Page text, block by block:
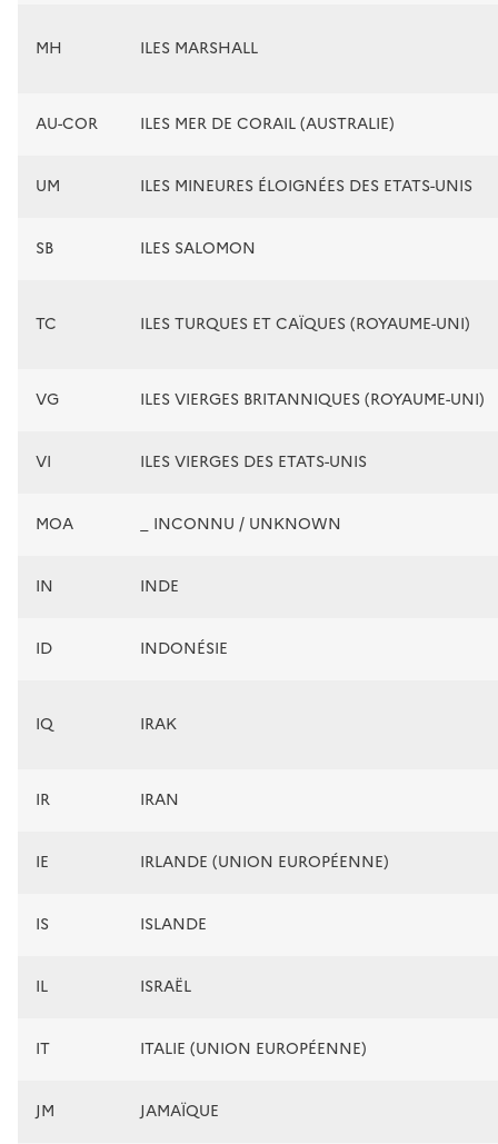
MH ILES MARSHALL
AU-COR ILES MER DE CORAIL (AUSTRALIE)
UM ILES MINEURES ÉLOIGNÉES DES ETATS-UNIS
SB ILES SALOMON
TC ILES TURQUES ET CAÏQUES (ROYAUME-UNI)
VG ILES VIERGES BRITANNIQUES (ROYAUME-UNI)
VI ILES VIERGES DES ETATS-UNIS
MOA _ INCONNU / UNKNOWN
IN INDE
ID INDONÉSIE
IQ IRAK
IR IRAN
IE IRLANDE (UNION EUROPÉENNE)
IS ISLANDE
IL ISRAËL
IT ITALIE (UNION EUROPÉENNE)
JM JAMAÏQUE